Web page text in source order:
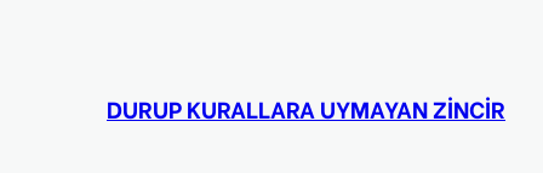
DURUP KURALLARA UYMAYAN ZİNCİR